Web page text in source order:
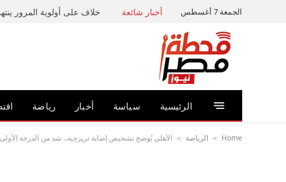
الجمعة 7 أغسطس أخبار شائعة خلاف على أولوية المرور
الرئيسية سياسة أخبار رياضة
Home
» الرياضة » الأهلي يُوضح تشخيص إصابة تريزجيه.. شد من الدرجة الأولى